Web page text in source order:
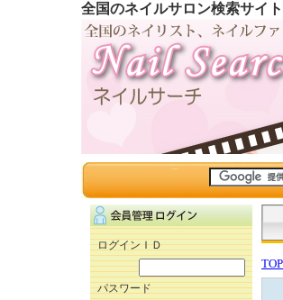
全国のネイルサロン検索サイ
ログインＩＤ
パスワード
TOP